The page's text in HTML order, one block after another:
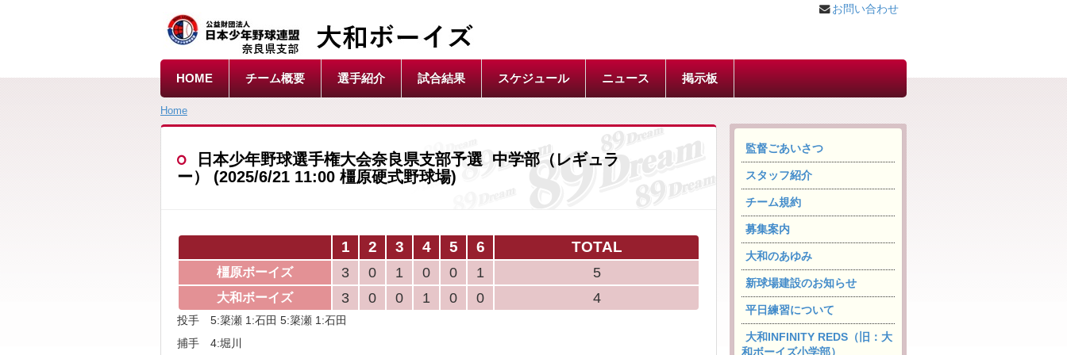
お問い合わせ
HOME チーム概要 選手紹介 試合結果 スケジュール ニュース 掲示板
監督ごあいさつ
スタッフ紹介
チーム規約
募集案内
大和のあゆみ
新球場建設のお知らせ
平日練習について
大和INFINITY REDS（旧：大
和ボーイズ小学部）
Home
日本少年野球選手権大会奈良県支部予選 中学部（レギュラ
ー） (2025/6/21 11:00 橿原硬式野球場)
1 2 3 4 5 6 TOTAL
橿原ボーイズ 3 0 1 0 0 1 5
大和ボーイズ 3 0 0 1 0 0 4
投手 5:簗瀬 1:石田 5:簗瀬 1:石田
捕手 4:堀川